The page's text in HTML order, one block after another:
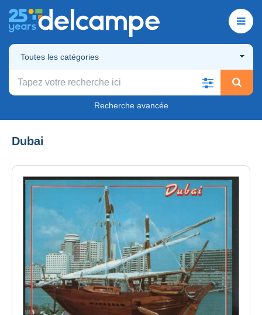
Toutes les catégories
Recherche avancée
Dubai